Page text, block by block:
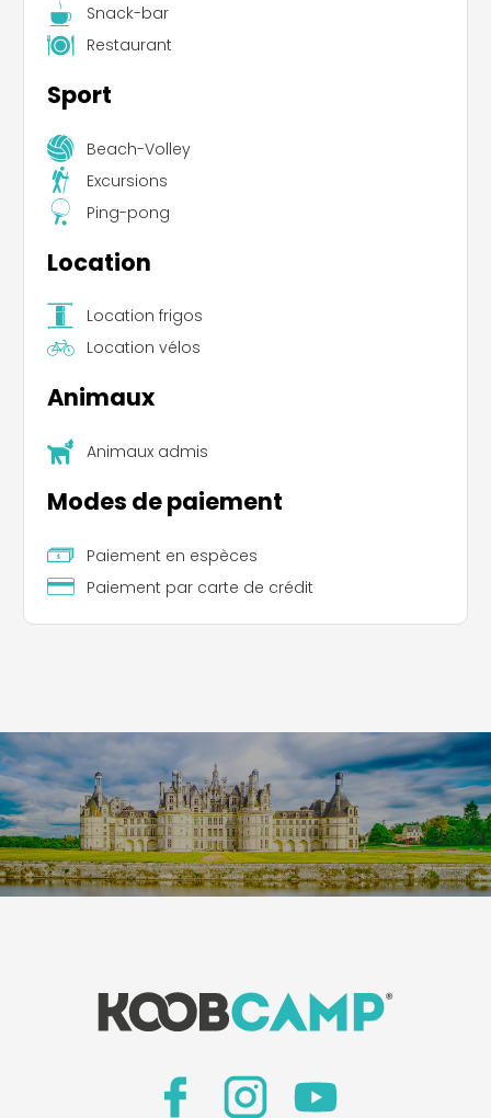
Snack-bar
Restaurant
Sport
Beach-Volley
Excursions
Ping-pong
Location
Location frigos
Location vélos
Animaux
Animaux admis
Modes de paiement
Paiement en espèces
Paiement par carte de crédit